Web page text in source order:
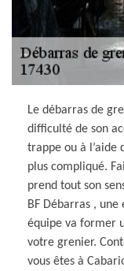
Le débarras de
difficulté de son
trappe ou à l’aide
plus compliqué.
prend tout son
BF Débarras ,
équipe va former
votre grenier.
vous êtes à